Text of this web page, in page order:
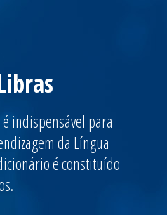
indispensável para
da Língua
é constituído